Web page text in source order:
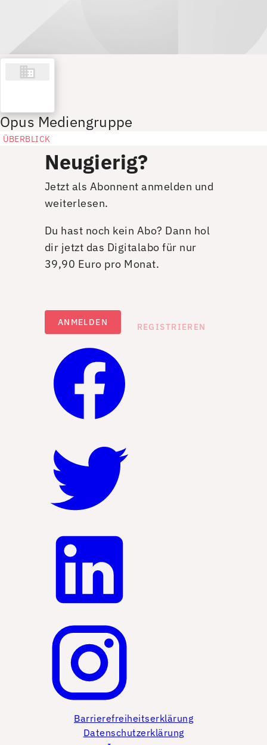
Opus Mediengruppe
ÜBERBLICK
Neugierig?
Jetzt als Abonnent anmelden und
weiterlesen.
Du hast noch kein Abo? Dann hol
dir jetzt das Digitalabo für nur
39,90 Euro pro Monat.
ANMELDEN REGISTRIEREN
Barrierefreiheitserklärung
Datenschutzerklärung